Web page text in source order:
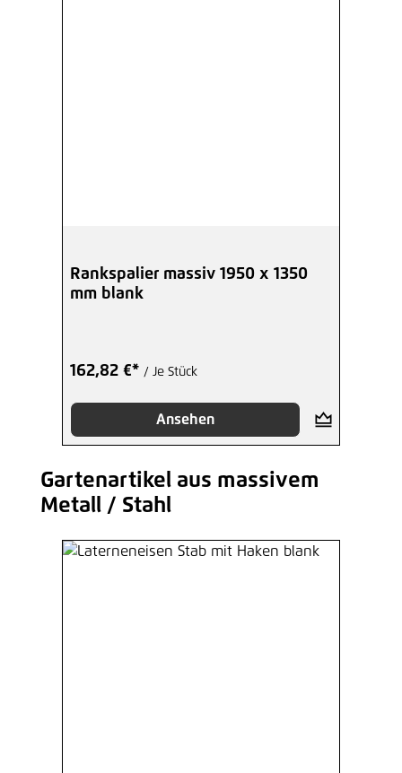
Rankspalier massiv 1950 x 1350
mm blank
162,82 €* / Je Stück
Ansehen
Produktgalerie überspringen
Gartenartikel aus massivem
Metall / Stahl